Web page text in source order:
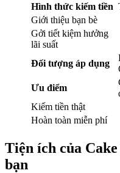
Hình thức kiếm tiền
Giới thiệu bạn bè
Gởi tiết kiệm hưởng
lãi suất
Đối tượng áp dụng
Ưu điểm
Kiếm tiền thật
Hoàn toàn miễn phí
Tiện ích của
bạn